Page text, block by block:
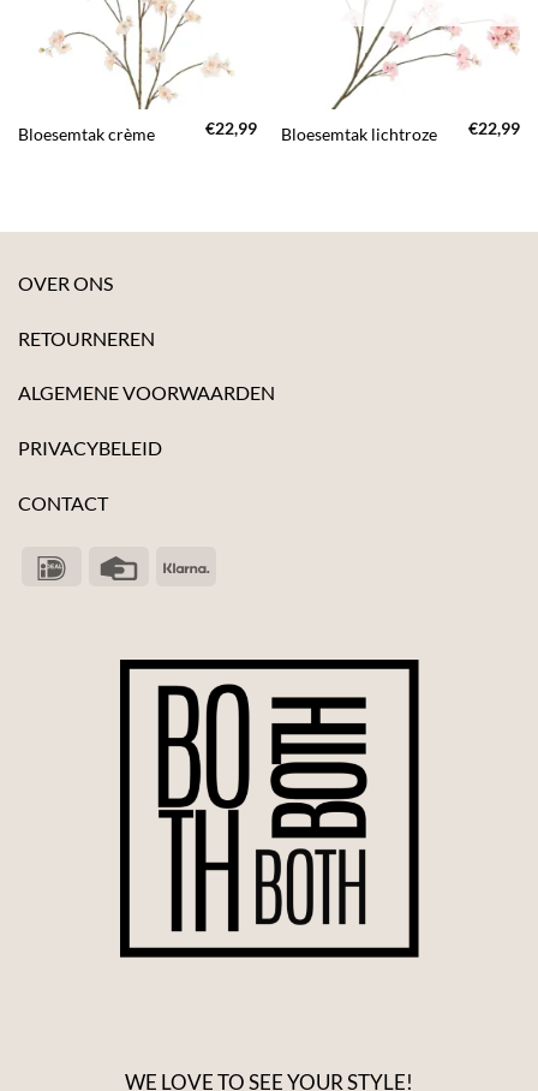
Bloesemtak crème €22,99 Bloesemtak lichtroze €22,99
OVER ONS
RETOURNEREN
ALGEMENE VOORWAARDEN
PRIVACYBELEID
CONTACT
WE LOVE TO SEE YOUR STYLE!